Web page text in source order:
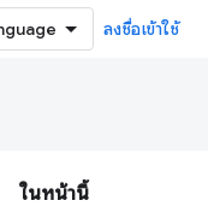
ลงชื่อเข้าใช้
ในหน้านี้